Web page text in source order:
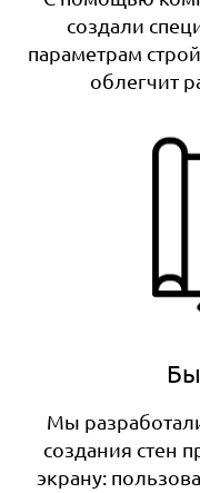
создали
параметрам
облегчит
Мы
создания стен
экрану: